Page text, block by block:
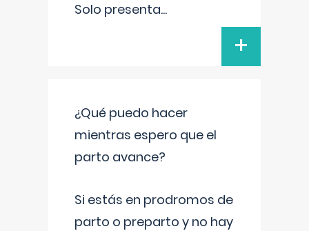
Solo presenta...
+
¿Qué puedo hacer
mientras espero que el
parto avance?
Si estás en prodromos de
parto o preparto y no hay